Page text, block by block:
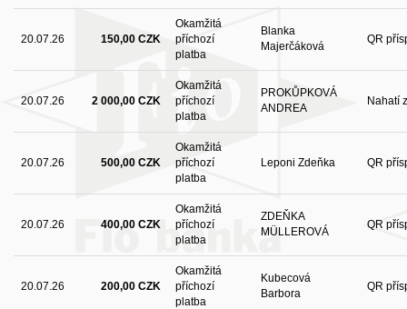
20.07.26 150,00 CZK
Okamžitá
příchozí
platba
Blanka
Majerčáková
QR
20.07.26 2 000,00 CZK
Okamžitá
příchozí
platba
PROKŮPKOVÁ
ANDREA
Nahatí
20.07.26 500,00 CZK
Okamžitá
příchozí
platba
Leponi Zdeňka QR
20.07.26 400,00 CZK
Okamžitá
příchozí
platba
ZDEŇKA
MÜLLEROVÁ
QR
20.07.26 200,00 CZK
Okamžitá
příchozí
platba
Kubecová
Barbora
QR